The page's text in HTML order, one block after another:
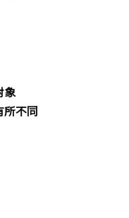
象
所不同